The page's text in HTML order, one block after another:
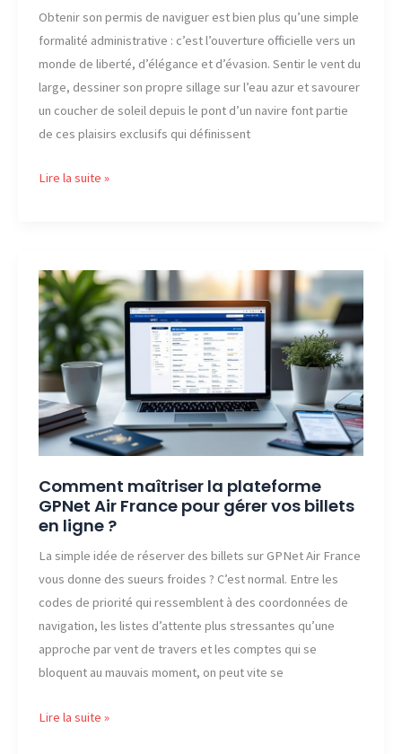
Obtenir son permis de naviguer est bien plus qu’une simple
formalité administrative : c’est l’ouverture officielle vers un
monde de liberté, d’élégance et d’évasion. Sentir le vent du
large, dessiner son propre sillage sur l’eau azur et savourer
un coucher de soleil depuis le pont d’un navire font partie
de ces plaisirs exclusifs qui définissent
Entretien
le
permis
:
Les
conseils
essentiels
pour
bien
débuter
Lire la suite »
Comment maîtriser la plateforme
GPNet Air France pour gérer vos billets
en ligne ?
La simple idée de réserver des billets sur GPNet Air France
vous donne des sueurs froides ? C’est normal. Entre les
codes de priorité qui ressemblent à des coordonnées de
navigation, les listes d’attente plus stressantes qu’une
approche par vent de travers et les comptes qui se
bloquent au mauvais moment, on peut vite se
Comment
Lire la suite »